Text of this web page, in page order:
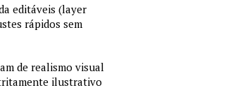
editáveis (layer
rápidos sem
de realismo visual
ilustrativo